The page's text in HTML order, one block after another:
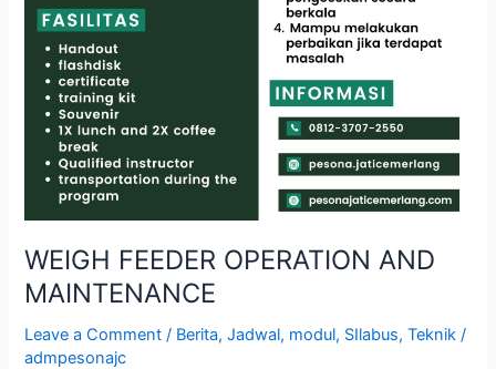
WEIGH FEEDER OPERATION AND
MAINTENANCE
Leave a Comment / Berita,Jadwal, modul, SIlabus,Teknik /
admpesonajc